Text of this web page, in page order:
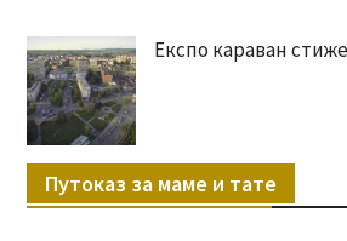
Експо караван
Путоказ за маме и тате